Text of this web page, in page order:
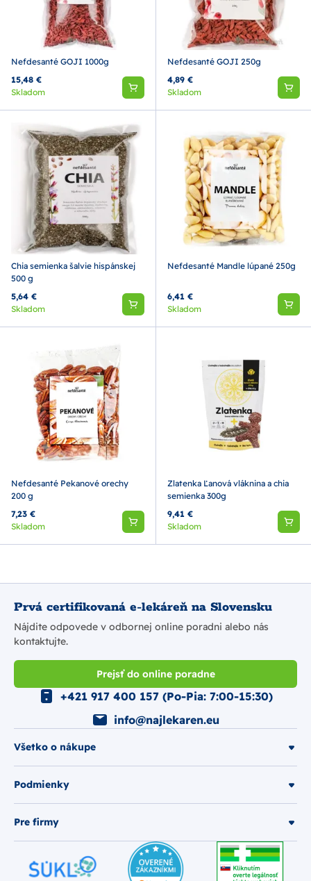
Nefdesanté GOJI 1000g
15,48 €
Skladom
Nefdesanté GOJI 250g
4,89 €
Skladom
Chia semienka šalvie hispánskej
500 g
5,64 €
Skladom
Nefdesanté Mandle lúpané 250g
6,41 €
Skladom
Nefdesanté Pekanové orechy
200 g
7,23 €
Skladom
Zlatenka Ľanová vláknina a chia
semienka 300g
9,41 €
Skladom
Prvá certifikovaná e-lekáreň na Slovensku
Nájdite odpovede v odbornej online poradni alebo nás
kontaktujte.
Prejsť do online poradne
Všetko o nákupe
Podmienky
Pre firmy
+421 917 400 157 (Po-Pia: 7:00-15:30)
info@najlekaren.eu